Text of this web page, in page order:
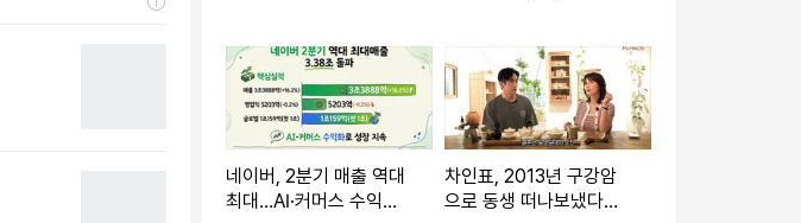
네이버, 2분기 매출 역대
최대…AI·커머스 수익화
차인표, 2013년 구강암
으로 동생 떠나보냈다